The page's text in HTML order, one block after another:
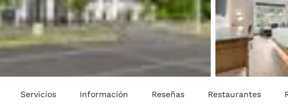
Servicios Información Reseñas Restaurantes